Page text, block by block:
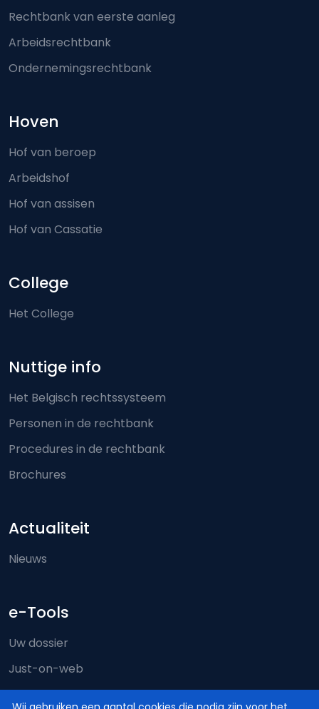
Rechtbank van eerste aanleg
Arbeidsrechtbank
Ondernemingsrechtbank
Hoven
Hof van beroep
Arbeidshof
Hof van assisen
Hof van Cassatie
College
Het College
Nuttige info
Het Belgisch rechtssysteem
Personen in de rechtbank
Procedures in de rechtbank
Brochures
Actualiteit
Nieuws
e-Tools
Uw dossier
Just-on-web
e-Deposit